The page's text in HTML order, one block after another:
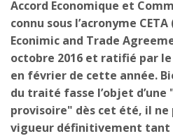
Accord Economique et
connu sous l’acronyme
Econimic and Trade
octobre 2016 et ratifié par
en février de cette année.
du traité fasse l’objet
provisoire" dès cet été, il
vigueur définitivement tant